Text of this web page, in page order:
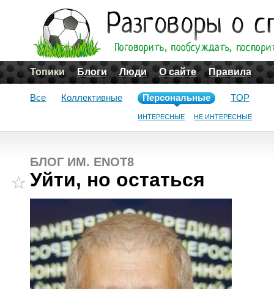
Топики Блоги Люди О сайте Правила
Все Коллективные Персональные
ИНТЕРЕСНЫЕ НЕ ИНТЕРЕСНЫЕ
TOP
БЛОГ ИМ. ENOT8
Уйти, но остаться